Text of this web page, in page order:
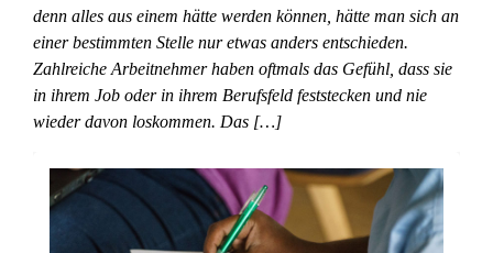
denn alles aus einem hätte werden können, hätte man sich an
einer bestimmten Stelle nur etwas anders entschieden.
Zahlreiche Arbeitnehmer haben oftmals das Gefühl, dass sie
in ihrem Job oder in ihrem Berufsfeld feststecken und nie
wieder davon loskommen. Das […]